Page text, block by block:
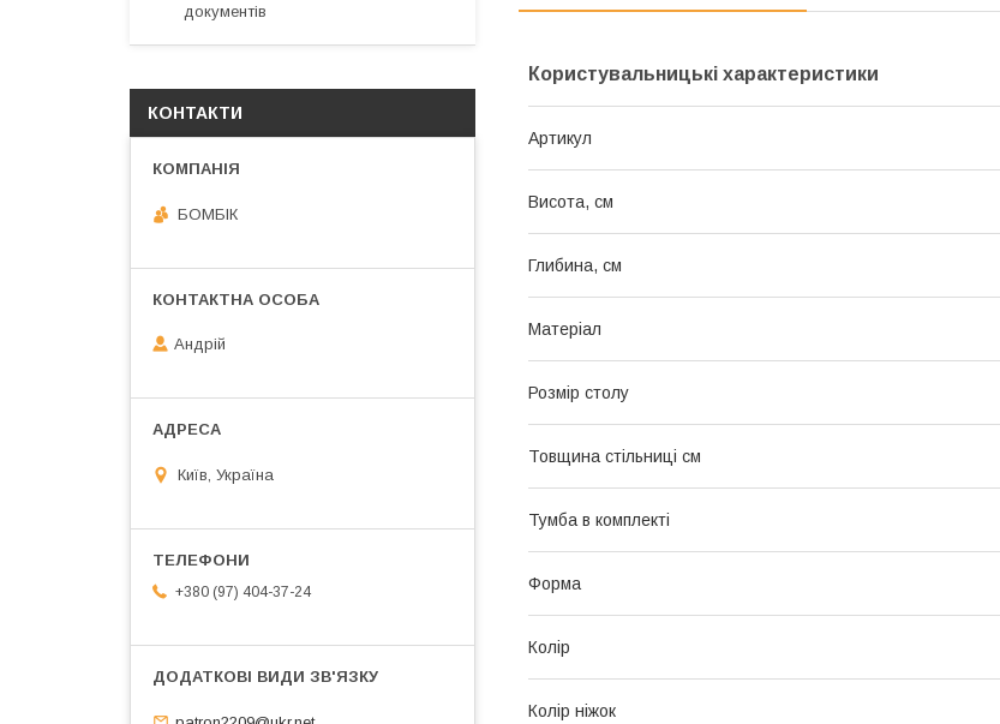
Користувальницькі характеристики
Артикул
Висота, см
Глибина, см
Матеріал
Розмір столу
Товщина стільниці см
Тумба в комплекті
Форма
Колір
Колір ніжок
документів
КОНТАКТИ
БОМБІК
Андрій
Київ, Україна
+380 (97) 404-37-24